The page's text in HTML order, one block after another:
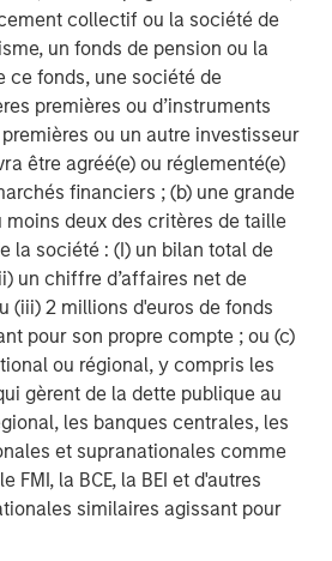
collectif ou la société de
un fonds de pension ou la
ce fonds, une société de
premières ou d’instruments
ou un autre investisseur
être agréé(e) ou réglementé(e)
financiers ; (b) une grande
deux des critères de taille
la société : (I) un bilan total de
un chiffre d’affaires net de
(iii) 2 millions d'euros de fonds
pour son propre compte ; ou (c)
ou régional, y compris les
gèrent de la dette publique au
les banques centrales, les
et supranationales comme
FMI, la BCE, la BEI et d'autres
similaires agissant pour
infrastructure and other
help them decarbonise operations
delighted to partner with
the team and to welcome
Head of Climate Private Equity
highly CO2 intensive sectors like
are squarely in focus for
fund. With Instagrid we are
the opportunity to back a
changing technology and
We are very pleased to
along with our partners TVG, and
sustainability enhancing
the company on the next phase of
to revolutionise the way